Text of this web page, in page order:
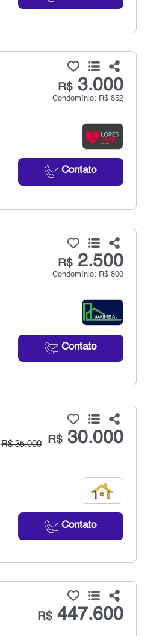
R$3.000
Condomínio: R$ 852
Contato
R$2.500
Condomínio: R$ 800
Contato
R$30.000
R$ 35.000
Contato
R$447.600